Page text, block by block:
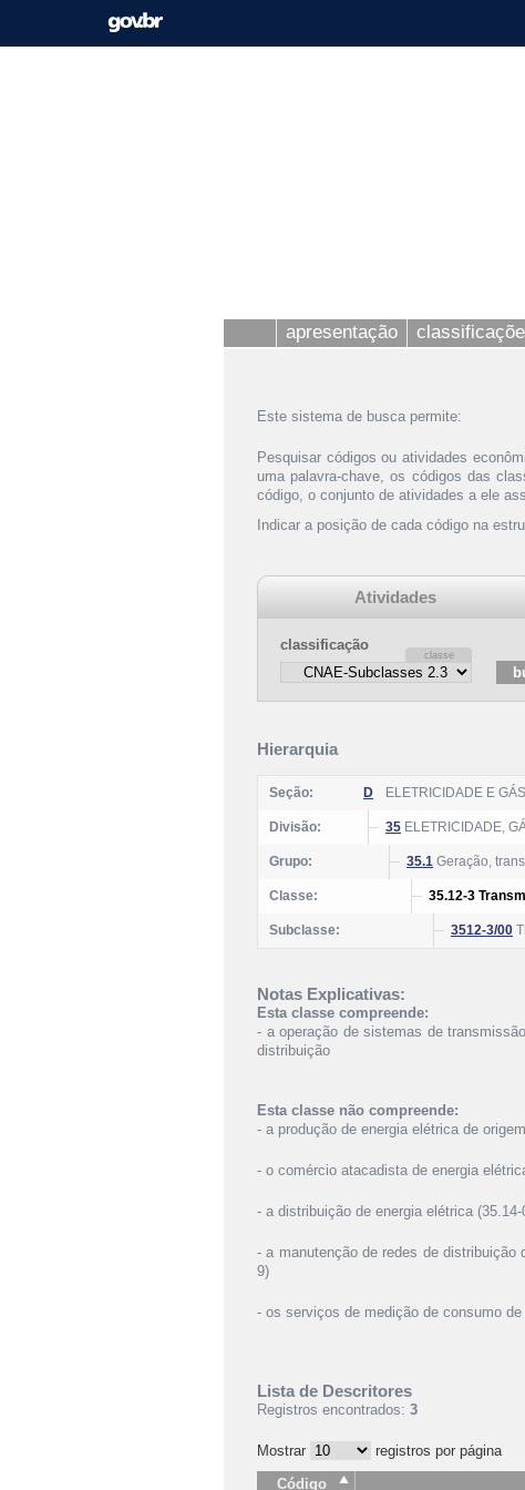
apresentação
Este sistema de busca permite:
Pesquisar códigos ou atividades
uma palavra-chave, os códigos das
código, o conjunto de atividades a ele
Indicar a posição de cada código na
Atividades
classificação
Hierarquia
Seção: D ELETRICIDADE E GÁS
Divisão: 35 ELETRICIDADE,
Grupo: 35.1 Geração,
Classe: 35.12-3
Subclasse: 3512-3/00
Notas Explicativas:
Esta classe compreende:
- a operação de sistemas de
distribuição
Esta classe não compreende:
- a produção de energia elétrica de
- o comércio atacadista de energia
- a distribuição de energia elétrica (35.14-
- a manutenção de redes de distribuição
9)
- os serviços de medição de consumo
Lista de Descritores
Registros encontrados: 3
Mostrar
registros por página
Código